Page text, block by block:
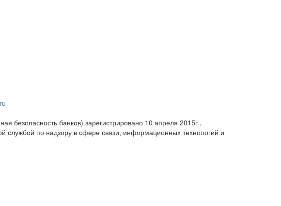
безопасность банков) зарегистрировано 10 апреля 2015г.,
службой по надзору в сфере связи, информационных технологий и